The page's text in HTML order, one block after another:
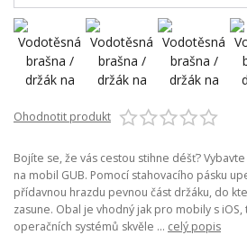
Ohodnotit produkt
Bojíte se, že vás cestou stihne déšť?
na mobil GUB. Pomocí stahovacího pásku
přídavnou hrazdu pevnou část držáku, do
zasune. Obal je vhodný jak pro mobily s
operačních systémů skvěle ... celý popis